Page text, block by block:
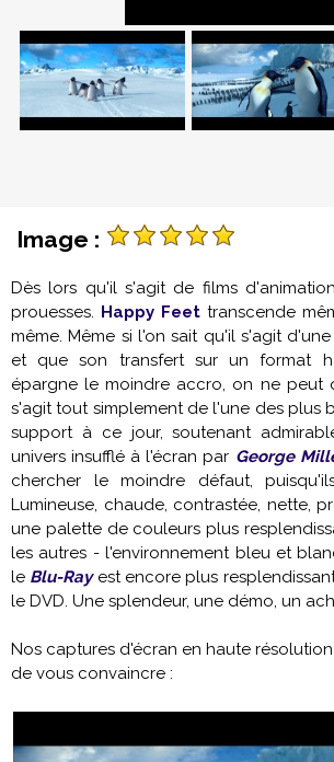
Image :
Dès lors qu'il s'agit de films
prouesses. Happy Feet transcende
même. Même si l'on sait qu'il s'agit
et que son transfert sur un format
épargne le moindre accro, on ne peut
s'agit tout simplement de l'une des plus
support à ce jour, soutenant
univers insufflé à l'écran par George
chercher le moindre défaut,
Lumineuse, chaude, contrastée, nette,
une palette de couleurs plus
les autres - l'environnement bleu et
le Blu-Rayest encore plus
le DVD. Une splendeur, une démo, un
Nos captures d'écran en haute
de vous convaincre :